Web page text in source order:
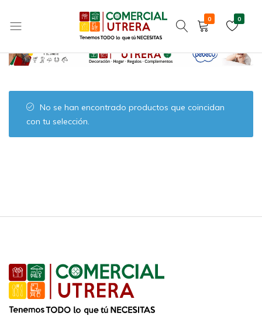
Utrera
TODO
que
NECESITAS
0 0
JUGUETES Y REGALOS REGALOS Regalos para viajar
No se han encontrado productos que coincidan
con tu selección.